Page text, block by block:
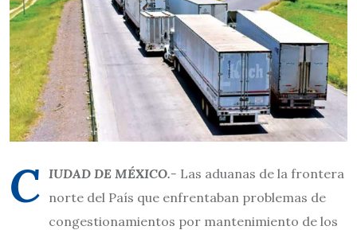
C IUDAD DE MÉXICO.- Las aduanas de la frontera
norte del País que enfrentaban problemas de
congestionamientos por mantenimiento de los